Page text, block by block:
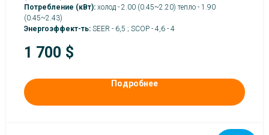
Потребление (кВт): холод - 2.00 (0.45~2.20) тепло - 1.90
(0.45~2.43)
Энергоэффект-ть: SEER - 6,5 ; SCOP - 4,6 - 4
1 700 $
Подробнее